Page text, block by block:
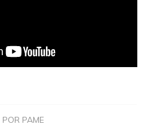
POR PAME